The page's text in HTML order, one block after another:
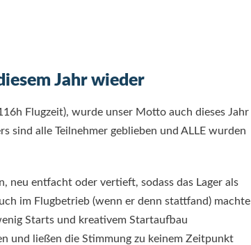
Jahr wieder
Flugzeit), wurde unser Motto auch dieses Jahr
sind alle Teilnehmer geblieben und ALLE wurden
neu entfacht oder vertieft, sodass das Lager als
im Flugbetrieb (wenn er denn stattfand) machte
Starts und kreativem Startaufbau
und ließen die Stimmung zu keinem Zeitpunkt